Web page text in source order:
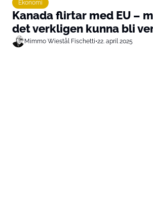
Ekonomi
Kanada flirtar med EU –
det verkligen kunna bli
Mimmo Wiestål Fischetti•22. april 2025